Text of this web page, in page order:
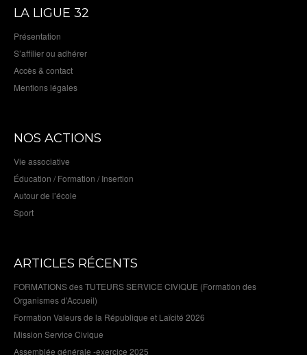
LA LIGUE 32
Présentation
S’affilier ou adhérer
Accès & contact
Mentions légales
NOS ACTIONS
Vie associative
Éducation / Formation / Insertion
Autour de l’école
Sport
ARTICLES RÉCENTS
FORMATIONS des TUTEURS SERVICE CIVIQUE (Formation des
Organismes d’Accueil)
Formation Valeurs de la République et Laïcité 2026
Mission Service Civique
Assemblée générale -exercice 2025